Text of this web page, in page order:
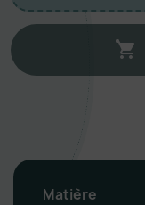

Matière